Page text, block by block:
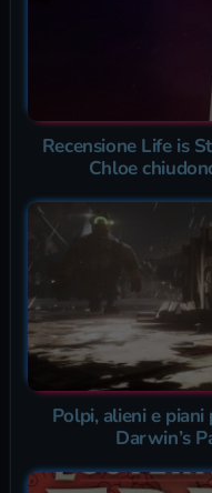
Recensione Life is
Chloe
Polpi, alieni e
Darwin’s